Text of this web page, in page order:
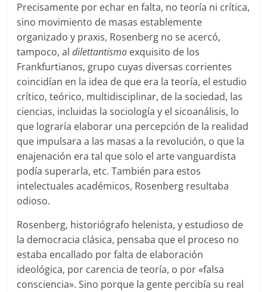
Precisamente por echar en falta, no teoría ni crítica,
sino movimiento de masas establemente
organizado y praxis, Rosenberg no se acercó,
tampoco, aldilettantismo exquisito de los
Frankfurtianos, grupo cuyas diversas corrientes
coincidían en la idea de que era la teoría, el estudio
crítico, teórico, multidisciplinar, de la sociedad, las
ciencias, incluidas la sociología y el sicoanálisis, lo
que lograría elaborar una percepción de la realidad
que impulsara a las masas a la revolución, o que la
enajenación era tal que solo el arte vanguardista
podía superarla, etc. También para estos
intelectuales académicos, Rosenberg resultaba
odioso.
Rosenberg, historiógrafo helenista, y estudioso de
la democracia clásica, pensaba que el proceso no
estaba encallado por falta de elaboración
ideológica, por carencia de teoría, o por «falsa
consciencia». Sino porque la gente percibía su real